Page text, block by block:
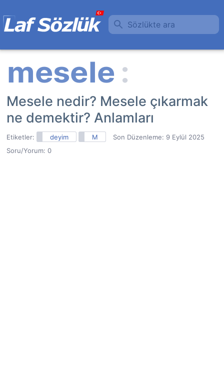
Sözlükte ara
Mesele nedir? Mesele çıkarmak
ne demektir? Anlamları
Etiketler: deyim M Son Düzenleme: 9 Eylül 2025
Soru/Yorum: 0